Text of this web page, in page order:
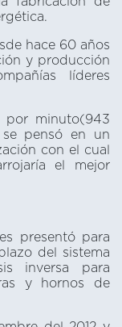
hace 60 años
y producción
líderes
por minuto(943
pensó en un
con el cual
el mejor
presentó para
del sistema
inversa para
y hornos de